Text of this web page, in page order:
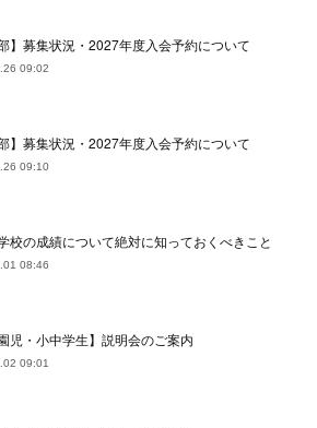
】募集状況・2027年度入会予約について
09:02
】募集状況・2027年度入会予約について
09:10
校の成績について絶対に知っておくべきこと
08:46
児・小中学生】説明会のご案内
09:01